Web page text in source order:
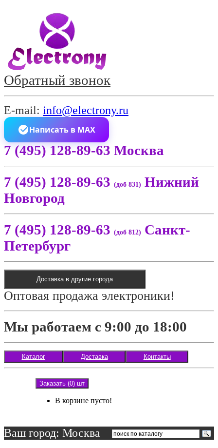
Обратный звонок
E-mail: info@electrony.ru
Написать в MAX
7 (495) 128-89-63 Москва
7 (495) 128-89-63 (доб 831) Нижний
Новгород
7 (495) 128-89-63 (доб 812) Санкт-
Петербург
Доставка в другие города
Оптовая продажа электроники!
Мы работаем с 9:00 до 18:00
Каталог Доставка Контакты
Заказать (0) шт
В корзине пусто!
Ваш город: Москва